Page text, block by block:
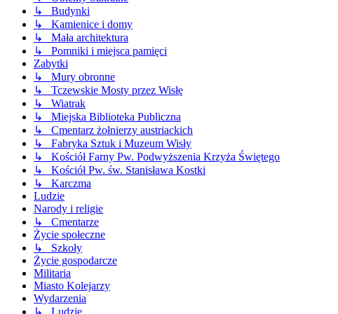
↳ Budynki
↳ Kamienice i domy
↳ Mała architektura
↳ Pomniki i miejsca pamięci
Zabytki
↳ Mury obronne
↳ Tczewskie Mosty przez Wisłę
↳ Wiatrak
↳ Miejska Biblioteka Publiczna
↳ Cmentarz żołnierzy austriackich
↳ Fabryka Sztuk i Muzeum Wisły
↳ Kościół Farny Pw. Podwyższenia Krzyża Świętego
↳ Kościół Pw. św. Stanisława Kostki
↳ Karczma
Ludzie
Narody i religie
↳ Cmentarze
Życie społeczne
↳ Szkoły
Życie gospodarcze
Militaria
Miasto Kolejarzy
Wydarzenia
↳ Ludzie